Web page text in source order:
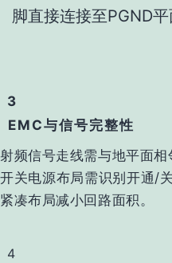
脚直接连接至PGND平
3
EMC与信号完整性
射频信号走线需与地平面相
开关电源布局需识别‌开通/
紧凑布局减小回路面积‌。
4